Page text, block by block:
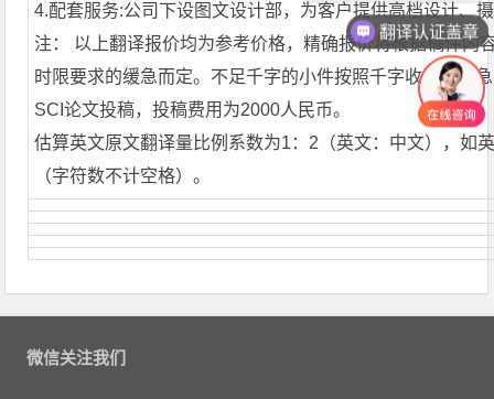
4.配套服务:公司下设图文设计部，为客户提供高档设计、
注： 以上翻译报价均为参考价格，精确报价将根据稿件内
时限要求的缓急而定。不足千字的小件按照千字收费。加
SCI论文投稿，投稿费用为2000人民币。
估算英文原文翻译量比例系数为1：2（英文：中文），如
（字符数不计空格）。
微信关注我们
翻译认证盖章